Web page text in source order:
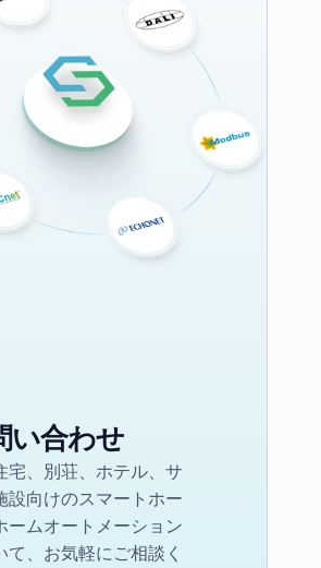
い合わせ
宅、別荘、ホテル、サ
設向けのスマートホー
ームオートメーション
て、お気軽にご相談く